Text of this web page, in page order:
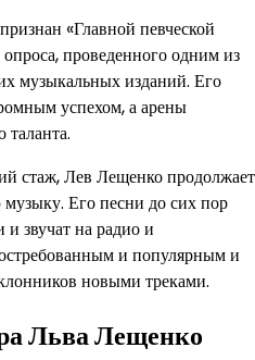
«Главной певческой
проведенного одним из
музыкальных изданий. Его
успехом, а арены
стаж, Лев Лещенко продолжает
Его песни до сих пор
звучат на радио и
и популярным и
новыми треками.
Льва Лещенко